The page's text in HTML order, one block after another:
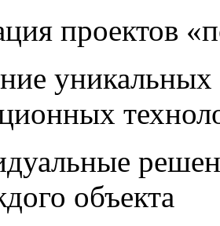
проектов
уникальных
объекта